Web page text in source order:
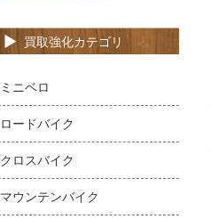
買取強化カテゴリ
ミニベロ
ロードバイク
クロスバイク
マウンテンバイク